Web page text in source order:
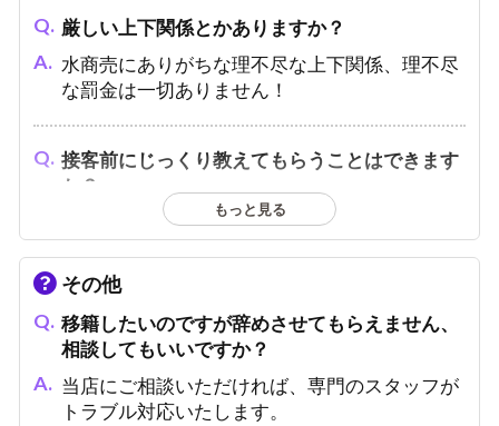
厳しい上下関係とかありますか？
水商売にありがちな理不尽な上下関係、理不尽
な罰金は一切ありません！
接客前にじっくり教えてもらうことはできます
か？
もちろんです！ご希望の方はじっくり研修から
もっと見る
その他
移籍したいのですが辞めさせてもらえません、
相談してもいいですか？
当店にご相談いただければ、専門のスタッフが
トラブル対応いたします。